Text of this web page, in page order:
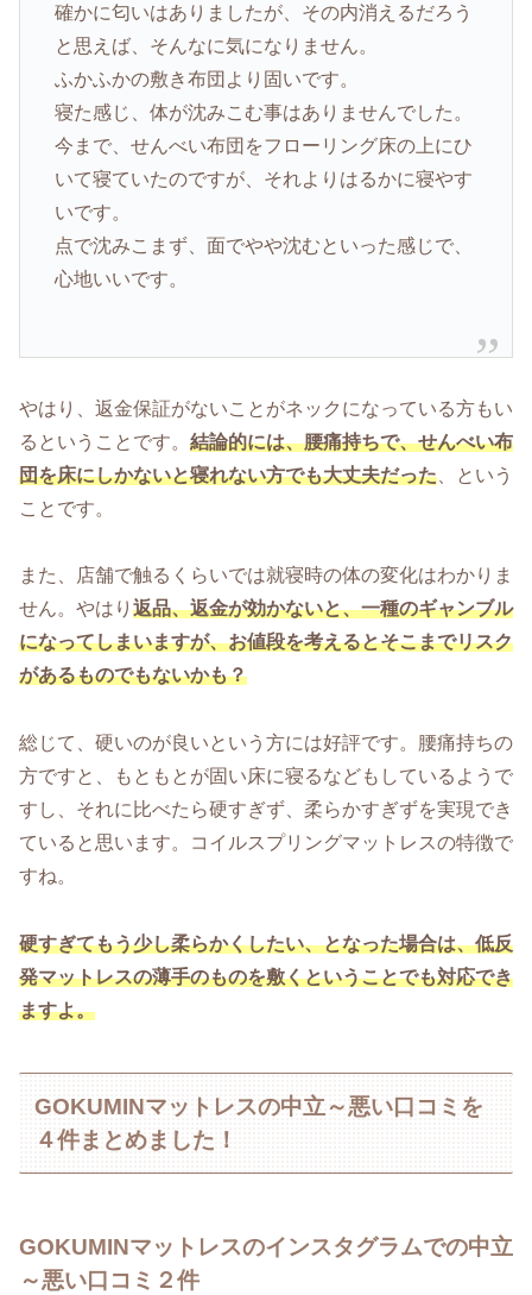
確かに匂いはありましたが、その内消えるだろう
と思えば、そんなに気になりません。
ふかふかの敷き布団より固いです。
寝た感じ、体が沈みこむ事はありませんでした。
今まで、せんべい布団をフローリング床の上にひ
いて寝ていたのですが、それよりはるかに寝やす
いです。
点で沈みこまず、面でやや沈むといった感じで、
心地いいです。
やはり、返金保証がないことがネックになっている方もい
るということです。 結論的には、腰痛持ちで、せんべい布
団を床にしかないと寝れない方でも大丈夫だった 、という
ことです。
また、店舗で触るくらいでは就寝時の体の変化はわかりま
せん。やはり 返品、返金が効かないと、一種のギャンブル
になってしまいますが、お値段を考えるとそこまでリスク
があるものでもないかも？
総じて、硬いのが良いという方には好評です。腰痛持ちの
方ですと、もともとが固い床に寝るなどもしているようで
すし、それに比べたら硬すぎず、柔らかすぎずを実現でき
ていると思います。コイルスプリングマットレスの特徴で
すね。
硬すぎてもう少し柔らかくしたい、となった場合は、低反
発マットレスの薄手のものを敷くということでも対応でき
ますよ。
GOKUMINマットレスの中立～悪い口コミを
４件まとめました！
GOKUMINマットレスのインスタグラムでの中立
～悪い口コミ２件